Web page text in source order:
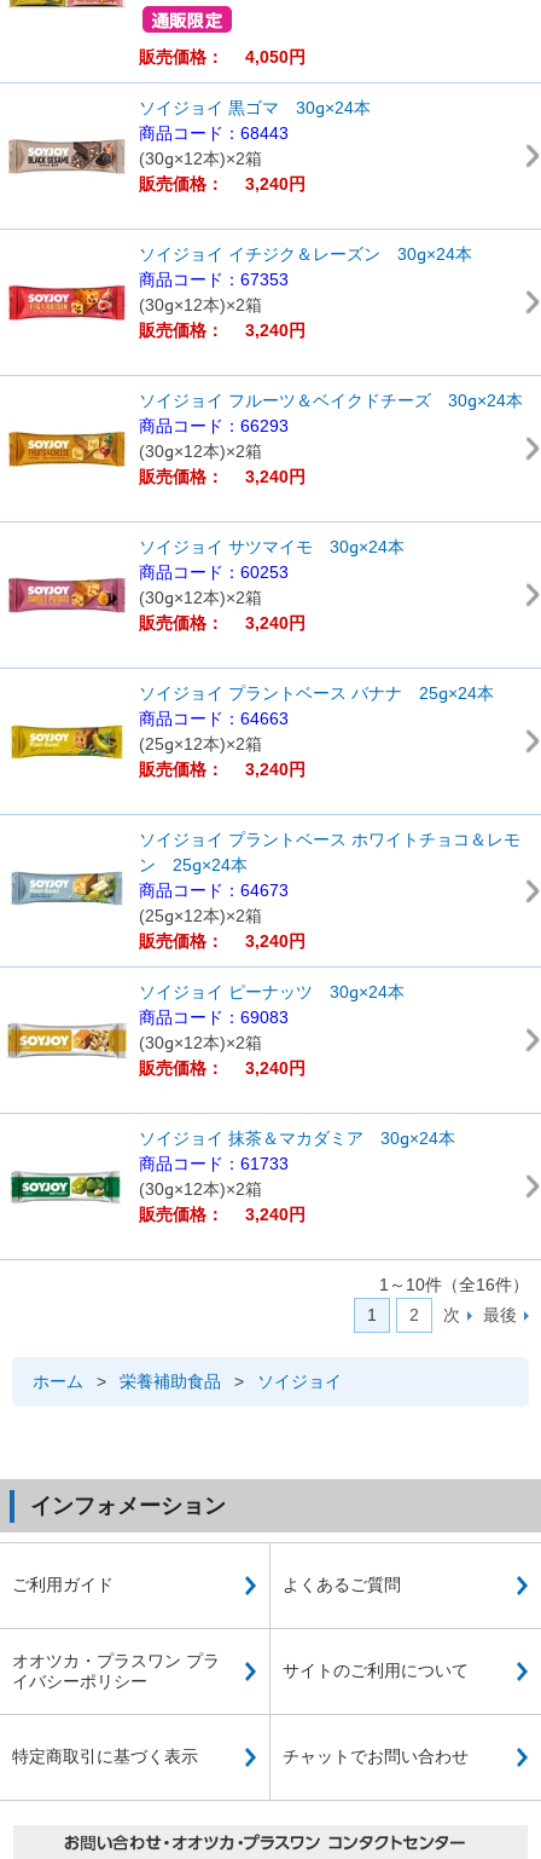
販売価格： 4,050円
ソイジョイ 黒ゴマ 30g×24本
商品コード：68443
(30g×12本)×2箱
販売価格： 3,240円
ソイジョイ イチジク＆レーズン 30g×24本
商品コード：67353
(30g×12本)×2箱
販売価格： 3,240円
ソイジョイ フルーツ＆ベイクドチーズ 30g×24本
商品コード：66293
(30g×12本)×2箱
販売価格： 3,240円
ソイジョイ サツマイモ 30g×24本
商品コード：60253
(30g×12本)×2箱
販売価格： 3,240円
ソイジョイ プラントベース バナナ 25g×24本
商品コード：64663
(25g×12本)×2箱
販売価格： 3,240円
ソイジョイ プラントベース ホワイトチョコ＆レモ
ン 25g×24本
商品コード：64673
(25g×12本)×2箱
販売価格： 3,240円
ソイジョイ ピーナッツ 30g×24本
商品コード：69083
(30g×12本)×2箱
販売価格： 3,240円
ソイジョイ 抹茶＆マカダミア 30g×24本
商品コード：61733
(30g×12本)×2箱
販売価格： 3,240円
1～10件（全16件）
1
2 次 最後
ホーム > 栄養補助食品 > ソイジョイ
インフォメーション
ご利用ガイド よくあるご質問
オオツカ・プラスワン プラ
イバシーポリシー
サイトのご利用について
特定商取引に基づく表示 チャットでお問い合わせ